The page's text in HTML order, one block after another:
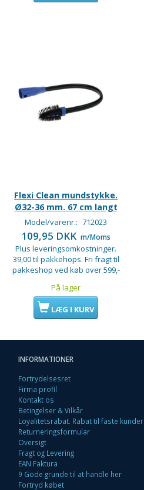
Flexi Clean mundstykke.
Ø32-36 mm. 67 cm langt
Model/varenr.: 712023
109,95 DKK m/Moms
Plus leveringsomkostninger.
39,00 til pakkehops. Fri fragt til
pakkeshop ved køb over 599,-
På lager
LÆG I KURV
INFORMATIONER
Fortrydelsesret
Firma profil
Kontakt os
Betingelser & Vilkår
Loyalitetsrabat. Rabat til faste kunder
Returneringsformular
Oversigt
Fragt og Levering
EAN Faktura
9 Gode grunde til at handle her
Fortryd købet